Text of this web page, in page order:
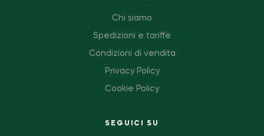
Chi siamo
Spedizioni e tariffe
Condizioni di vendita
Privacy Policy
Cookie Policy
SEGUICI SU